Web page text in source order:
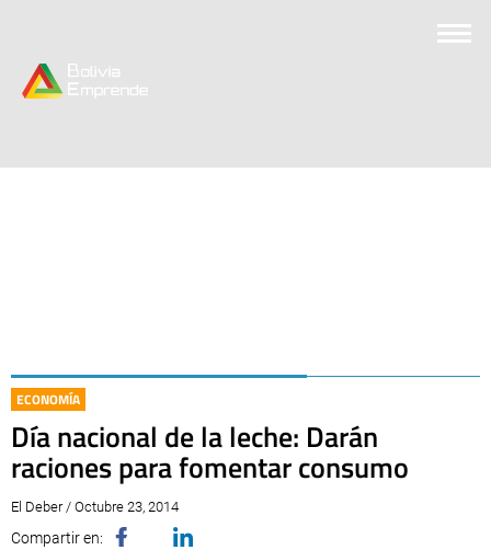
ECONOMÍA
Día nacional de la leche: Darán
raciones para fomentar consumo
El Deber / Octubre 23, 2014
Compartir en: